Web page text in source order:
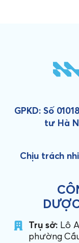
GPKD: Số
tư Hà
Chịu trách
Trụ sở: Lô
phường